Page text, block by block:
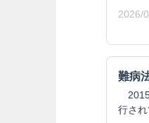
2026/
難病
2015
行され